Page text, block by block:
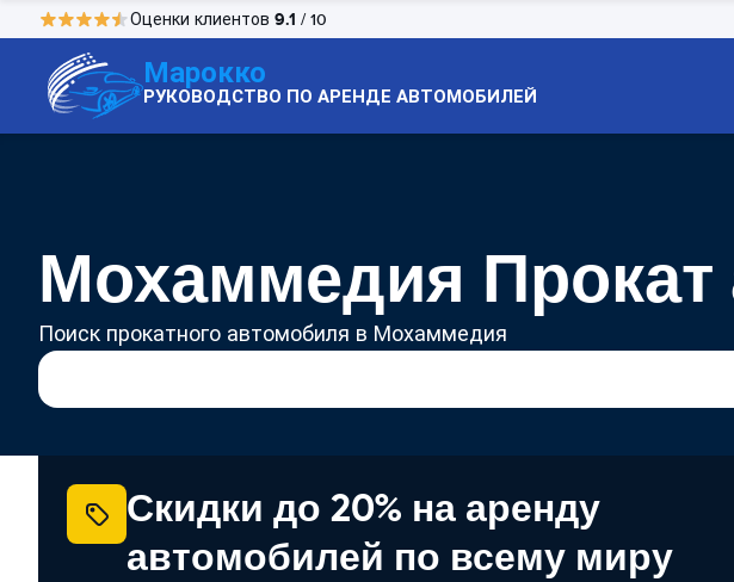
Оценки клиентов 9.1 / 10
Марокко
РУКОВОДСТВО ПО АРЕНДЕ АВТОМОБИЛЕЙ
Мохаммедия Прокат
Поиск прокатного автомобиля в Мохаммедия
Скидки до 20% на аренду
автомобилей по всему миру